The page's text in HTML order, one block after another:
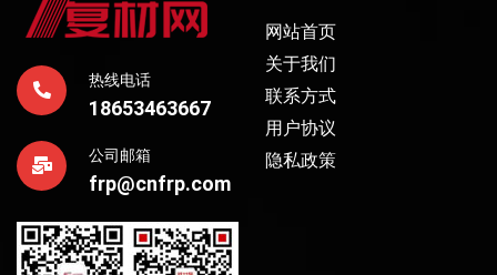
热线电话
18653463667
公司邮箱
frp@cnfrp.com
网站首页
关于我们
联系方式
用户协议
隐私政策